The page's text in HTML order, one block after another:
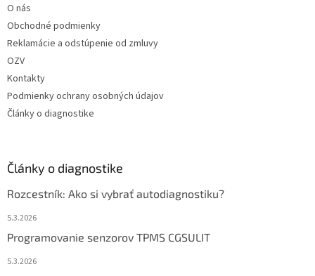
O nás
Obchodné podmienky
Reklamácie a odstúpenie od zmluvy
OZV
Kontakty
Podmienky ochrany osobných údajov
Články o diagnostike
Články o diagnostike
Rozcestník: Ako si vybrať autodiagnostiku?
5.3.2026
Programovanie senzorov TPMS CGSULIT
5.3.2026